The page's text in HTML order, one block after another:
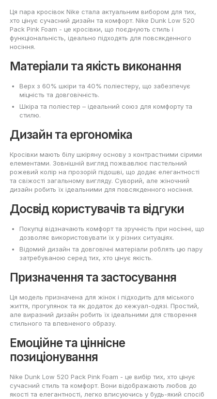
Ця пара кросівок Nike стала актуальним вибором для тих,
хто цінує сучасний дизайн та комфорт. Nike Dunk Low 520
Pack Pink Foam - це кросівки, що поєднують стиль і
функціональність, ідеально підходять для повсякденного
носіння.
Матеріали та якість виконання
Верх з 60% шкіри та 40% поліестеру, що забезпечує
міцність та довговічність.
Шкіра та поліестер – ідеальний союз для комфорту та
стилю.
Дизайн та ергономіка
Кросівки мають білу шкіряну основу з контрастними сірими
елементами. Зовнішній вигляд пожвавлює пастельний
рожевий колір на прозорій підошві, що додає елегантності
та свіжості загальному вигляду. Суворий, але жіночний
дизайн робить їх ідеальними для повсякденного носіння.
Досвід користувачів та відгуки
Покупці відзначають комфорт та зручність при носінні, що
дозволяє використовувати їх у різних ситуаціях.
Відомий дизайн та довговічні матеріали роблять цю пару
затребуваною серед тих, хто цінує якість.
Призначення та застосування
Ця модель призначена для жінок і підходить для міського
життя, прогулянок та як додаток до кежуал-одязі. Простий,
але виразний дизайн робить їх ідеальними для створення
стильного та впевненого образу.
Емоційне та ціннісне
позиціонування
Nike Dunk Low 520 Pack Pink Foam - це вибір тих, хто цінує
сучасний стиль та комфорт. Вони відображають любов до
якості та елегантності, легко вписуючись у будь-який спосіб